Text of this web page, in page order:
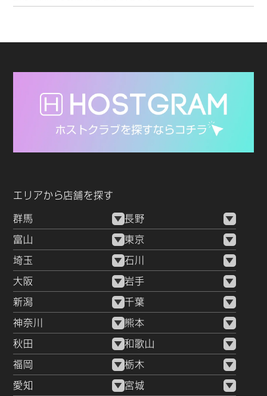
エリアから店舗を探す
群馬 長野
富山 東京
埼玉 石川
大阪 岩手
新潟 千葉
神奈川 熊本
秋田 和歌山
福岡 栃木
愛知 宮城